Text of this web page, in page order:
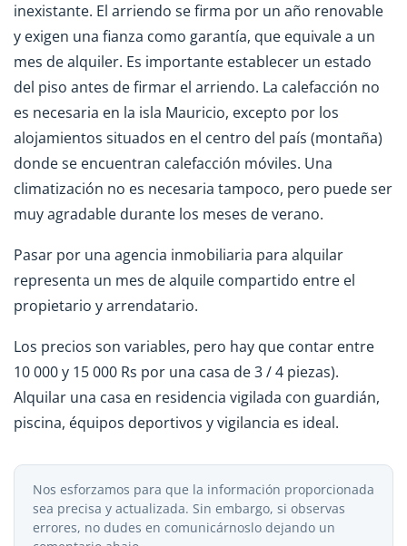
inexistante. El arriendo se firma por un año renovable
y exigen una fianza como garantía, que equivale a un
mes de alquiler. Es importante establecer un estado
del piso antes de firmar el arriendo. La calefacción no
es necesaria en la isla Mauricio, excepto por los
alojamientos situados en el centro del país (montaña)
donde se encuentran calefacción móviles. Una
climatización no es necesaria tampoco, pero puede ser
muy agradable durante los meses de verano.
Pasar por una agencia inmobiliaria para alquilar
representa un mes de alquile compartido entre el
propietario y arrendatario.
Los precios son variables, pero hay que contar entre
10 000 y 15 000 Rs por una casa de 3 / 4 piezas).
Alquilar una casa en residencia vigilada con guardián,
piscina, équipos deportivos y vigilancia es ideal.
Nos esforzamos para que la información proporcionada
sea precisa y actualizada. Sin embargo, si observas
errores, no dudes en comunicárnoslo dejando un